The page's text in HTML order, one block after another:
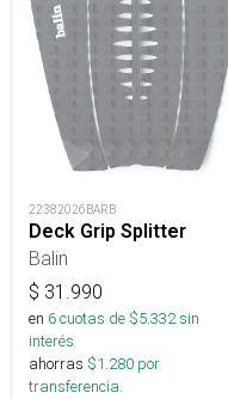
22382026BARB
Deck Grip Splitter
Balin
$ 31.990
en 6cuotas de $5.332sin
interés
ahorras $1.280 por
transferencia.